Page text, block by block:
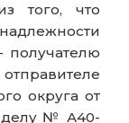
того, что
получателю
округа от
делу № А40-